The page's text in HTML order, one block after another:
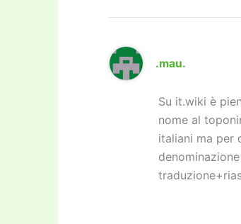
.mau.
Su it.wiki è
nome al
italiani ma per